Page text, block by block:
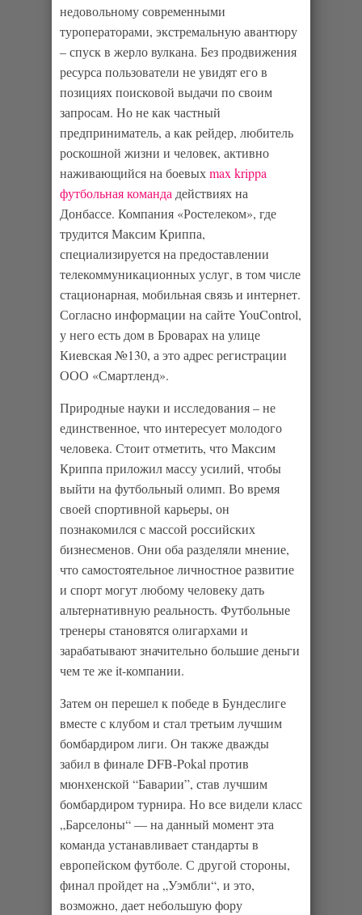
недовольному современными
туроператорами, экстремальную авантюру
– спуск в жерло вулкана. Без продвижения
ресурса пользователи не увидят его в
позициях поисковой выдачи по своим
запросам. Но не как частный
предприниматель, а как рейдер, любитель
роскошной жизни и человек, активно
наживающийся на боевыхmax krippa
футбольная команда действиях на
Донбассе. Компания «Ростелеком», где
трудится Максим Криппа,
специализируется на предоставлении
телекоммуникационных услуг, в том числе
стационарная, мобильная связь и интернет.
Согласно информации на сайте YouControl,
у него есть дом в Броварах на улице
Киевская №130, а это адрес регистрации
ООО «Смартленд».
Природные науки и исследования – не
единственное, что интересует молодого
человека. Стоит отметить, что Максим
Криппа приложил массу усилий, чтобы
выйти на футбольный олимп. Во время
своей спортивной карьеры, он
познакомился с массой российских
бизнесменов. Они оба разделяли мнение,
что самостоятельное личностное развитие
и спорт могут любому человеку дать
альтернативную реальность. Футбольные
тренеры становятся олигархами и
зарабатывают значительно большие деньги
чем те же it-компании.
Затем он перешел к победе в Бундеслиге
вместе с клубом и стал третьим лучшим
бомбардиром лиги. Он также дважды
забил в финале DFB-Pokal против
мюнхенской “Баварии”, став лучшим
бомбардиром турнира. Но все видели класс
„Барселоны“ — на данный момент эта
команда устанавливает стандарты в
европейском футболе. С другой стороны,
финал пройдет на „Уэмбли“, и это,
возможно, дает небольшую фору